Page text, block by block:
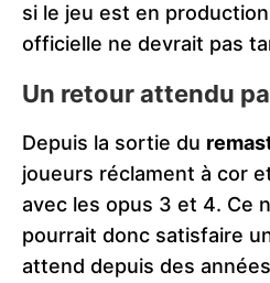
si le jeu est en
officielle ne devrait pas
Un retour attendu
Depuis la sortie du
joueurs réclament à cor
avec les opus 3 et 4. Ce
pourrait donc satisfaire
attend depuis des